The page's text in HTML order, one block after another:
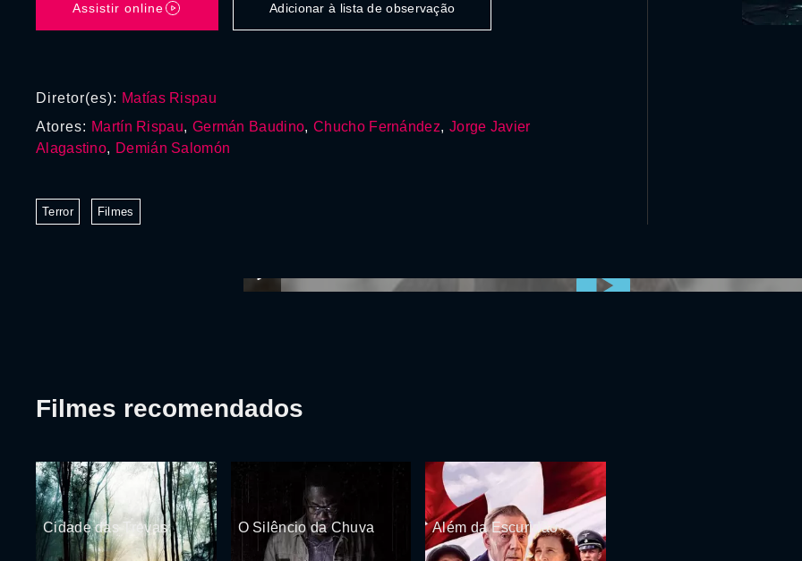
Assistir online Adicionar à lista de observação
Diretor(es): Matías Rispau
Atores: Martín Rispau, Germán Baudino,Chucho Fernández, Jorge Javier
Alagastino, Demián Salomón
Terror Filmes
Filmes recomendados
Cidade das Trevas O Silêncio da Chuva Além da Escuridão